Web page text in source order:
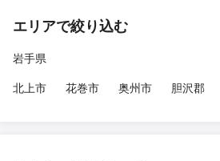
エリアで絞り込む
岩手県
北上市
花巻市 奥州市 胆沢郡